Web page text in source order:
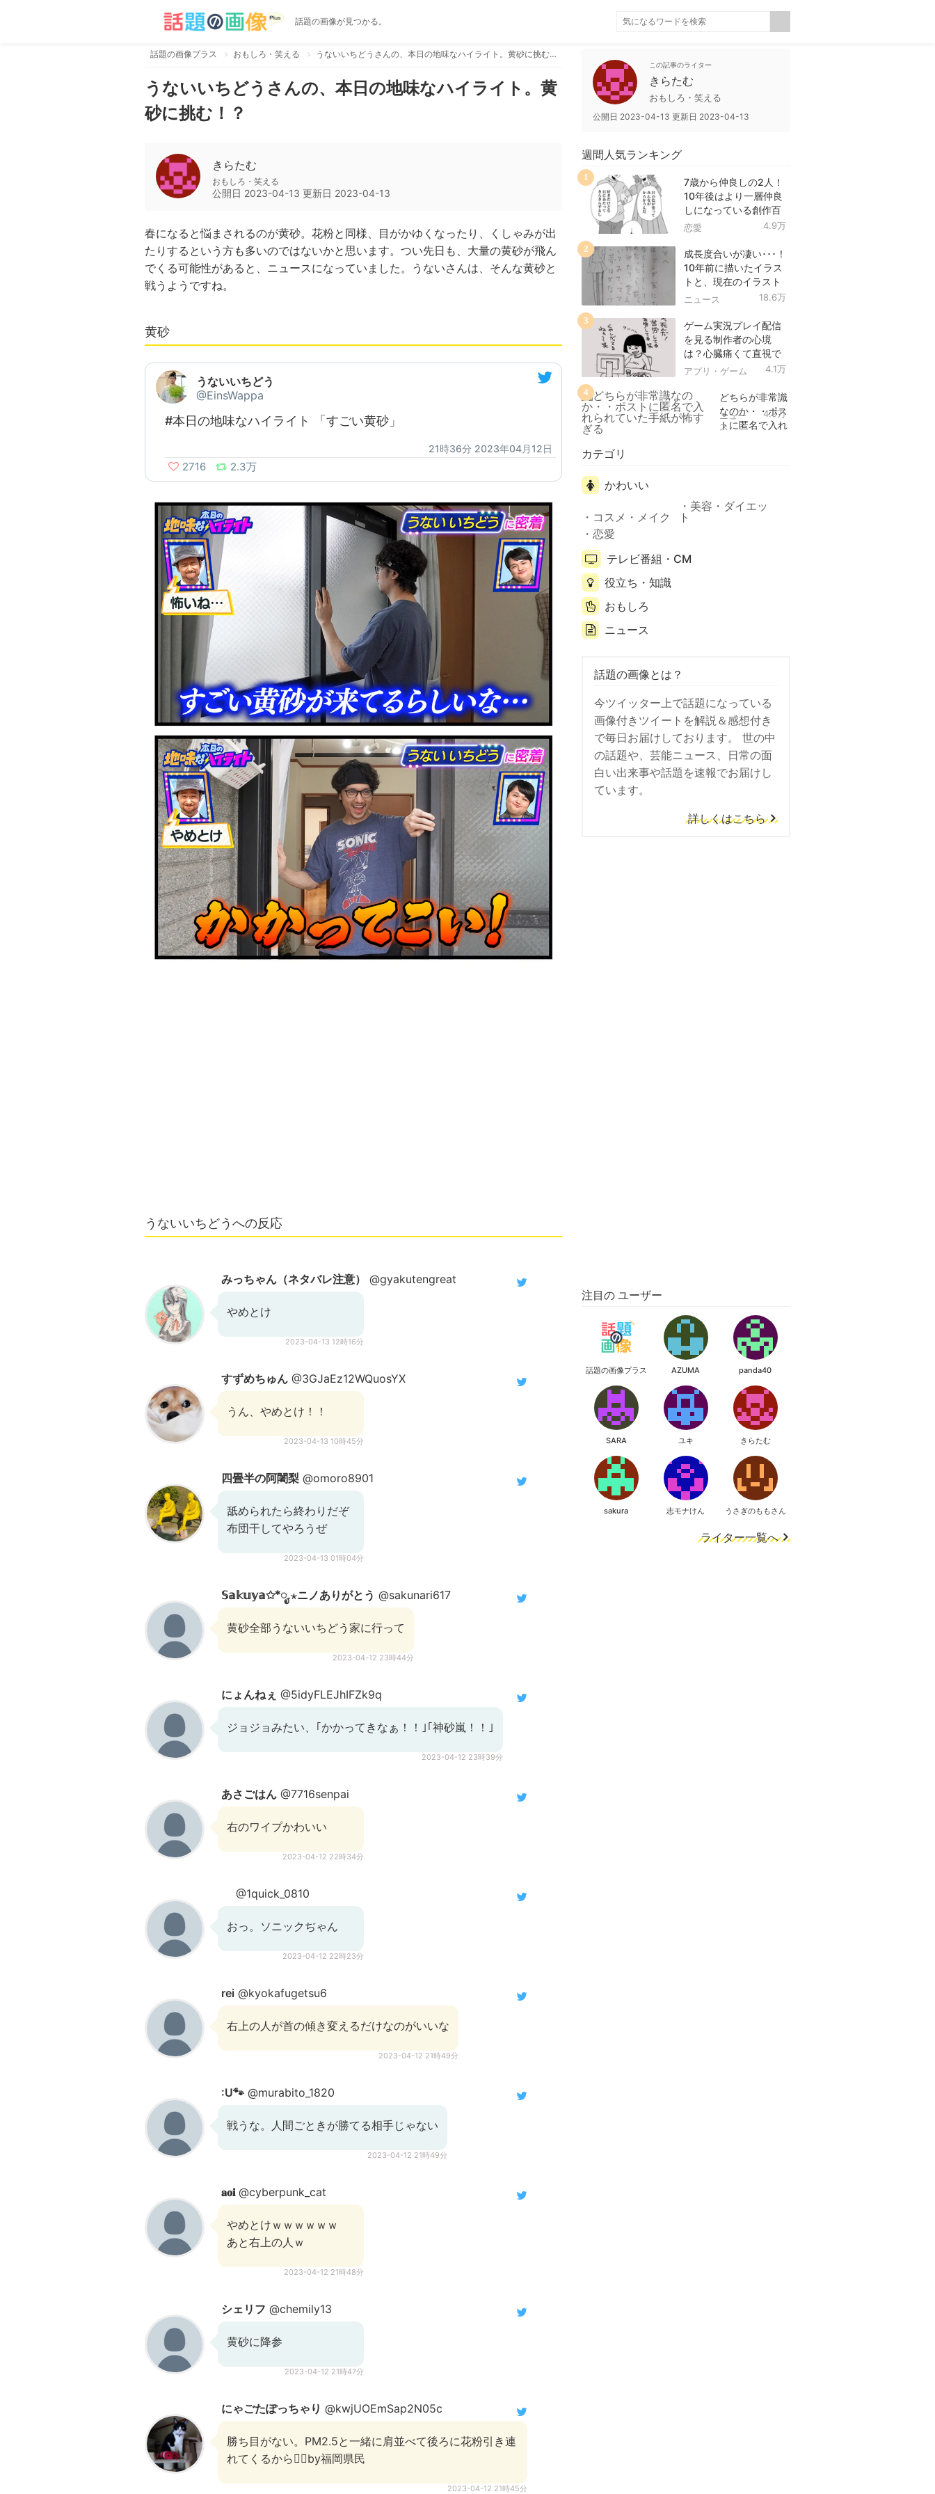
話題の画像が見つかる。
話題の画像プラス おもしろ・笑える うないいちどうさんの、本日の地味なハイライト。黄砂に挑む！？
うないいちどうさんの、本日の地味なハイライト。黄
砂に挑む！？
きらたむ
おもしろ・笑える
公開日 2023-04-13 更新日 2023-04-13
春になると悩まされるのが黄砂。花粉と同様、目がかゆくなったり、くしゃみが出
たりするという方も多いのではないかと思います。つい先日も、大量の黄砂が飛ん
でくる可能性があると、ニュースになっていました。うないさんは、そんな黄砂と
戦うようですね。
黄砂
うないいちどう
@EinsWappa
#本日の地味なハイライト 「すごい黄砂」
21時36分 2023年04月12日
2716 2.3万
うないいちどうへの反応
みっちゃん（ネタバレ注意） @gyakutengreat
やめとけ
2023-04-13 12時16分
すずめちゅん @3GJaEz12WQuosYX
うん、やめとけ！！
2023-04-13 10時45分
四畳半の阿闍梨 @omoro8901
舐められたら終わりだぞ
布団干してやろうぜ
2023-04-13 01時04分
𝕊𝕒𝕜𝕦𝕪𝕒✩*ೃ.⋆ニノありがとう @sakunari617
黄砂全部うないいちどう家に行って
2023-04-12 23時44分
にょんねぇ @5idyFLEJhIFZk9q
ジョジョみたい、｢かかってきなぁ！！｣｢神砂嵐！！｣
2023-04-12 23時39分
あさごはん @7716senpai
右のワイプかわいい
2023-04-12 22時34分
@1quick_0810
おっ。ソニックぢゃん
2023-04-12 22時23分
rei @kyokafugetsu6
右上の人が首の傾き変えるだけなのがいいな
2023-04-12 21時49分
:U🐾 @murabito_1820
戦うな。人間ごときが勝てる相手じゃない
2023-04-12 21時49分
𝐚𝐨𝐢@cyberpunk_cat
やめとけｗｗｗｗｗｗ
あと右上の人ｗ
2023-04-12 21時48分
シェリフ︎︎︎︎︎︎ @chemily13
黄砂に降参
2023-04-12 21時47分
にゃごたぽっちゃり @kwjUOEmSap2N05c
勝ち目がない。PM2.5と一緒に肩並べて後ろに花粉引き連
れてくるから😵‍💫by福岡県民
2023-04-12 21時45分
この記事のライター
きらたむ
おもしろ・笑える
公開日 2023-04-13 更新日 2023-04-13
週間人気ランキング
7歳から仲良しの2人！
10年後はより一層仲良
しになっている創作百
合！
恋愛 4.9万
1
成長度合いが凄い･･･！
10年前に描いたイラス
トと、現在のイラスト
を投稿したツイートが
ニュース 18.6万
2
ゲーム実況プレイ配信
を見る制作者の心境
は？心臓痛くて直視で
きなかった！
アプリ・ゲーム 4.1万
3
どちらが非常識
なのか・・ポス
トに匿名で入れ
ニュー
ス
4.9万
4
カテゴリ
かわいい
コスメ・メイク
美容・ダイエッ
ト
恋愛
テレビ番組・CM
役立ち・知識
おもしろ
ニュース
話題の画像とは？
今ツイッター上で話題になっている
画像付きツイートを解説＆感想付き
で毎日お届けしております。 世の中
の話題や、芸能ニュース、日常の面
白い出来事や話題を速報でお届けし
ています。
詳しくはこちら
注目の ユーザー
話題の画像プラス AZUMA panda40
SARA ユキ きらたむ
sakura 志モナけん うさぎのももさん
ライター一覧へ